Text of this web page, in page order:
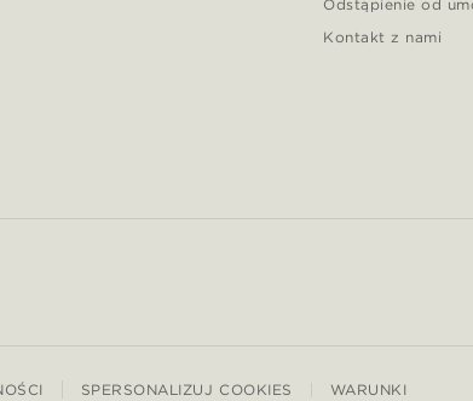
Odstąpienie od
Kontakt z nami
SPERSONALIZUJ COOKIES WARUNKI